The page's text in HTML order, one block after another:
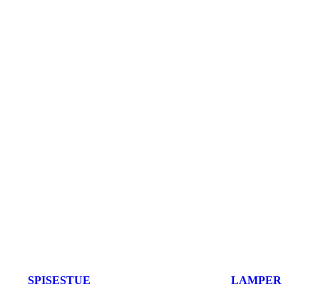
SPISESTUE LAMPER